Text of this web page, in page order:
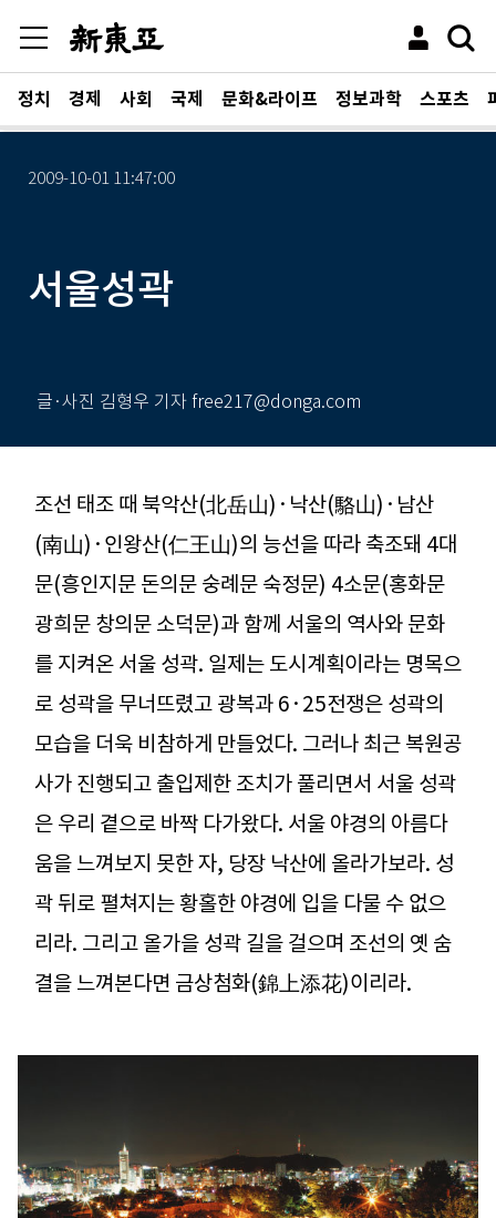
정치 경제 사회 국제 문화&라이프 정보과학 스포츠
2009-10-01 11:47:00
서울성곽
글·사진 김형우 기자 free217@donga.com
조선 태조 때 북악산(北岳山)·낙산(駱山)·남산
(南山)·인왕산(仁王山)의 능선을 따라 축조돼 4대
문(흥인지문 돈의문 숭례문 숙정문) 4소문(홍화문
광희문 창의문 소덕문)과 함께 서울의 역사와 문화
를 지켜온 서울 성곽. 일제는 도시계획이라는 명목으
로 성곽을 무너뜨렸고 광복과 6·25전쟁은 성곽의
모습을 더욱 비참하게 만들었다. 그러나 최근 복원공
사가 진행되고 출입제한 조치가 풀리면서 서울 성곽
은 우리 곁으로 바짝 다가왔다. 서울 야경의 아름다
움을 느껴보지 못한 자, 당장 낙산에 올라가보라. 성
곽 뒤로 펼쳐지는 황홀한 야경에 입을 다물 수 없으
리라. 그리고 올가을 성곽 길을 걸으며 조선의 옛 숨
결을 느껴본다면 금상첨화(錦上添花)이리라.